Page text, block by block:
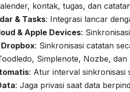
kontak, tugas, dan
& Tasks: Integrasi lancar
& Apple Devices:
: Sinkronisasi catatan
Simplenote, Nozbe, dan
: Atur interval sinkronisasi
: Jaga privasi saat data